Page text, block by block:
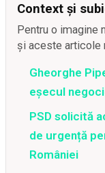
Context și
Pentru o imagine
și aceste articole
Gheorghe
eșecul
PSD solicită
de urgență
României